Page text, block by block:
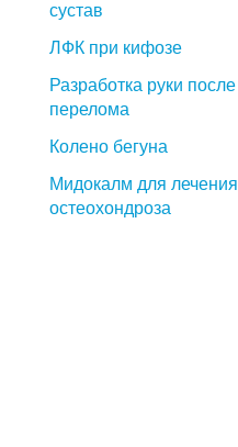
сустав
ЛФК при кифозе
Разработка руки после
перелома
Колено бегуна
Мидокалм для лечения
остеохондроза